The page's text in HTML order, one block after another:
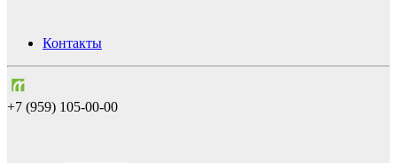
Контакты
+7 (959) 105-00-00